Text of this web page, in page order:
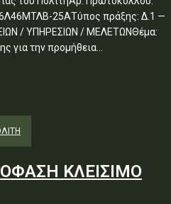
25ΑΤύπος πράξης: Δ.1 —
/ ΥΠΗΡΕΣΙΩΝ / ΜΕΛΕΤΩΝΘέμα:
για την προμήθεια...
ΚΛΕΙΣΙΜΟ